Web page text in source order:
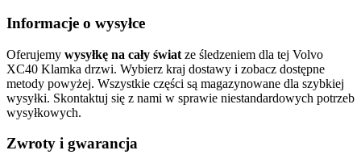
Informacje o wysyłce
Oferujemy wysyłkę na cały świat ze śledzeniem dla tej Volvo
XC40 Klamka drzwi. Wybierz kraj dostawy i zobacz dostępne
metody powyżej. Wszystkie części są magazynowane dla szybkiej
wysyłki. Skontaktuj się z nami w sprawie niestandardowych potrzeb
wysyłkowych.
Zwroty i gwarancja